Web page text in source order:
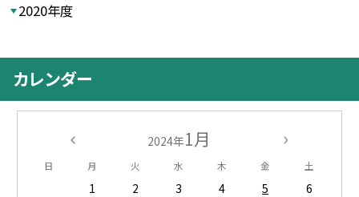
2020年度
カレンダー
2024年1月
日 月 火 水 木 金 土
1 2 3 4 5
6